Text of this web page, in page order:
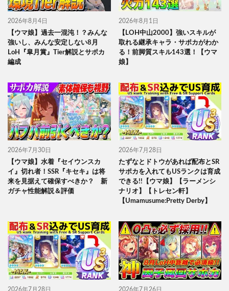
2026年8月4日
【ウマ娘】過去一混沌！？みんな
強いし、みんな安定しない8月
LoH『皐月賞』Tier解説とサポカ
編成
2026年8月1日
【LOH中山2000】強いスキルが
取れる継承キャラ・サポカがわか
る！前脚質スキル143選！【ウマ
娘】
2026年7月30日
【ウマ娘】水着『セイウンスカ
イ』切れ者！SSR『キセキ』は将
来を見据えて確保すべきか？ 新
ガチャ性能解説＆評価
2026年7月28日
たずなとドトウがあれば配布とSR
サポカを入れてもUSランクは育成
できる!!【ウマ娘】【ラーメンシ
ナリオ】【トレセン軒】
【Umamusume:Pretty Derby】
2026年7月28日 2026年7月26日